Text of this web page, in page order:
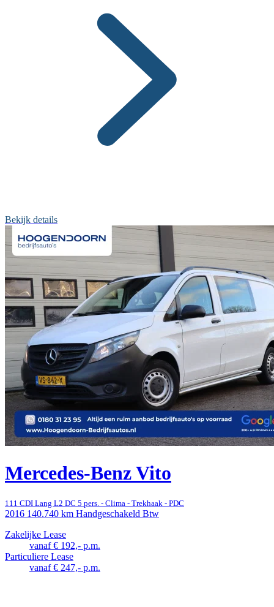
Bekijk details
Mercedes-Benz Vito
111 CDI Lang L2 DC 5 pers. - Clima - Trekhaak - PDC
2016 140.740 km Handgeschakeld Btw
Zakelijke Lease
vanaf € 192,- p.m.
Particuliere Lease
vanaf € 247,- p.m.